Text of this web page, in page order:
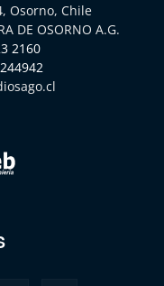
Osorno, Chile
DE OSORNO A.G.
2160